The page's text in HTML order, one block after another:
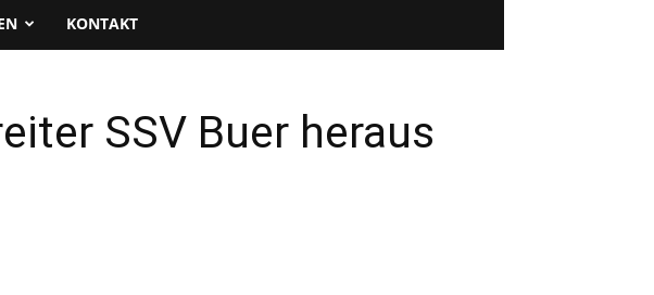
KONTAKT
SSV Buer heraus